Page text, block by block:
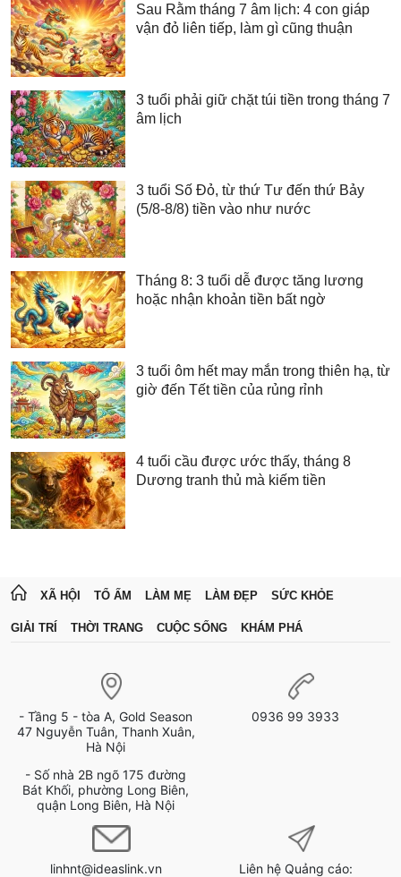
Sau Rằm tháng 7 âm lịch: 4 con giáp
vận đỏ liên tiếp, làm gì cũng thuận
3 tuổi phải giữ chặt túi tiền trong tháng 7
âm lịch
3 tuổi Số Đỏ, từ thứ Tư đến thứ Bảy
(5/8-8/8) tiền vào như nước
Tháng 8: 3 tuổi dễ được tăng lương
hoặc nhận khoản tiền bất ngờ
3 tuổi ôm hết may mắn trong thiên hạ, từ
giờ đến Tết tiền của rủng rỉnh
4 tuổi cầu được ước thấy, tháng 8
Dương tranh thủ mà kiếm tiền
XÃ HỘI TỔ ẤM LÀM MẸ LÀM ĐẸP SỨC KHỎE
GIẢI TRÍ THỜI TRANG CUỘC SỐNG KHÁM PHÁ
- Tầng 5 - tòa A, Gold Season
47 Nguyễn Tuân, Thanh Xuân,
Hà Nội
- Số nhà 2B ngõ 175 đường
Bát Khối, phường Long Biên,
quận Long Biên, Hà Nội
0936 99 3933
linhnt@ideaslink.vn
Liên hệ Quảng cáo: